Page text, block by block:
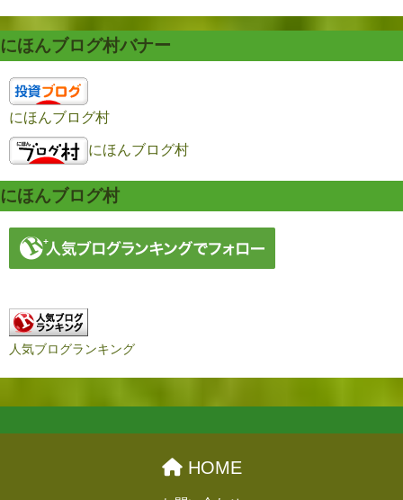
にほんブログ村バナー
にほんブログ村
にほんブログ村
にほんブログ村
人気ブログランキング
HOME